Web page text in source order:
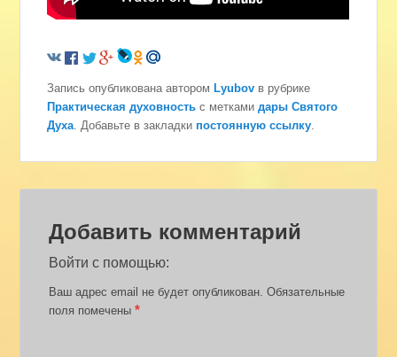
Запись опубликована автором Lyubov в рубрике
Практическая духовность с меткамидары Святого
Духа. Добавьте в закладки постоянную ссылку.
Добавить комментарий
Войти с помощью:
Ваш адрес email не будет опубликован. Обязательные
поля помечены*